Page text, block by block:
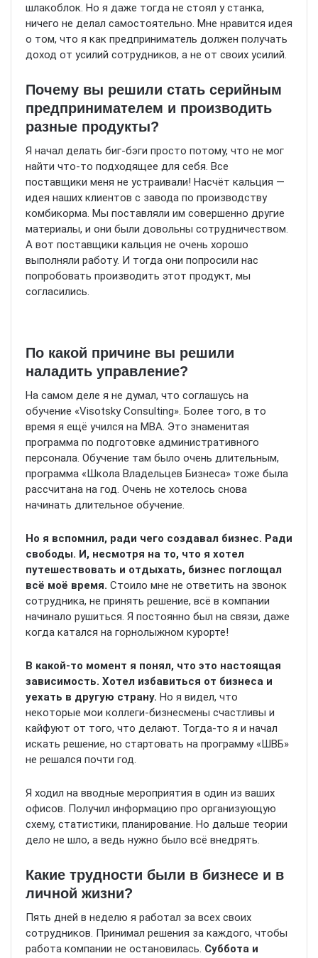
шлакоблок. Но я даже тогда не стоял у станка,
ничего не делал самостоятельно. Мне нравится идея
о том, что я как предприниматель должен получать
доход от усилий сотрудников, а не от своих усилий.
Почему вы решили стать серийным
предпринимателем и производить
разные продукты?
Я начал делать биг-бэги просто потому, что не мог
найти что-то подходящее для себя. Все
поставщики меня не устраивали! Насчёт кальция —
идея наших клиентов с завода по производству
комбикорма. Мы поставляли им совершенно другие
материалы, и они были довольны сотрудничеством.
А вот поставщики кальция не очень хорошо
выполняли работу. И тогда они попросили нас
попробовать производить этот продукт, мы
согласились.
По какой причине вы решили
наладить управление?
На самом деле я не думал, что соглашусь на
обучение «Visotsky Consulting». Более того, в то
время я ещё учился на МВА. Это знаменитая
программа по подготовке административного
персонала. Обучение там было очень длительным,
программа «Школа Владельцев Бизнеса» тоже была
рассчитана на год. Очень не хотелось снова
начинать длительное обучение.
Но я вспомнил, ради чего создавал бизнес. Ради
свободы. И, несмотря на то, что я хотел
путешествовать и отдыхать, бизнес поглощал
всё моё время. Стоило мне не ответить на звонок
сотрудника, не принять решение, всё в компании
начинало рушиться. Я постоянно был на связи, даже
когда катался на горнолыжном курорте!
В какой-то момент я понял, что это настоящая
зависимость. Хотел избавиться от бизнеса и
уехать в другую страну. Но я видел, что
некоторые мои коллеги-бизнесмены счастливы и
кайфуют от того, что делают. Тогда-то я и начал
искать решение, но стартовать на программу «ШВБ»
не решался почти год.
Я ходил на вводные мероприятия в один из ваших
офисов. Получил информацию про организующую
схему, статистики, планирование. Но дальше теории
дело не шло, а ведь нужно было всё внедрять.
Какие трудности были в бизнесе и в
личной жизни?
Пять дней в неделю я работал за всех своих
сотрудников. Принимал решения за каждого, чтобы
работа компании не остановилась. Суббота и